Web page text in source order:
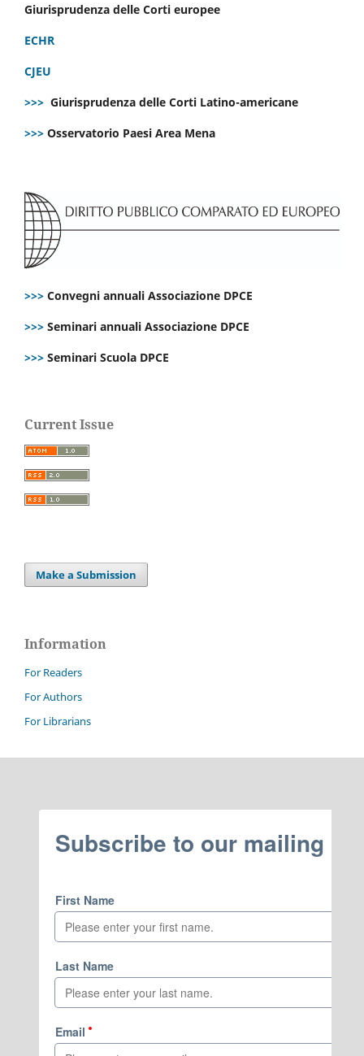
Giurisprudenza delle Corti europee
ECHR
CJEU
>>> Giurisprudenza delle Corti Latino-americane
>>> Osservatorio Paesi Area Mena
>>> Convegni annuali Associazione DPCE
>>> Seminari annuali Associazione DPCE
>>> Seminari Scuola DPCE
Current Issue
Make a Submission
Information
For Readers
For Authors
For Librarians